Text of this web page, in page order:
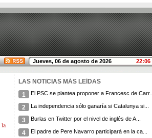
Jueves, 06 de agosto de 2026 22:06
la
LAS NOTICIAS MÁS LEÍDAS
1
El PSC se plantea proponer a Francesc de Carr...
2 La independencia sólo ganaría si Catalunya si...
3 Burlas en Twitter por el nivel de inglés de A...
4 El padre de Pere Navarro participará en la ca...